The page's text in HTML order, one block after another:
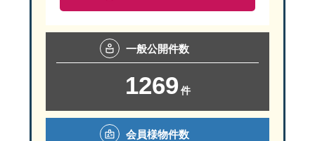
一般公開件数
1269 件
会員様物件数